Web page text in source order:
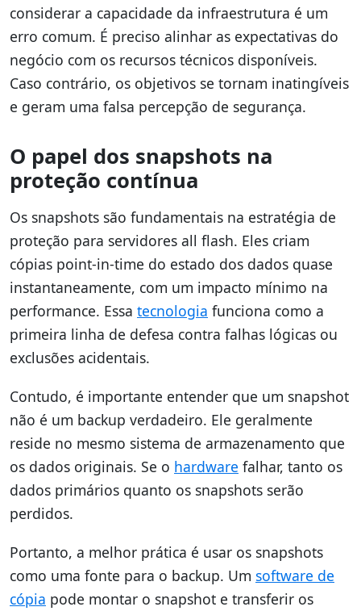
considerar a capacidade da infraestrutura é um
erro comum. É preciso alinhar as expectativas do
negócio com os recursos técnicos disponíveis.
Caso contrário, os objetivos se tornam inatingíveis
e geram uma falsa percepção de segurança.
O papel dos snapshots na
proteção contínua
Os snapshots são fundamentais na estratégia de
proteção para servidores all flash. Eles criam
cópias point-in-time do estado dos dados quase
instantaneamente, com um impacto mínimo na
performance. Essa tecnologia funciona como a
primeira linha de defesa contra falhas lógicas ou
exclusões acidentais.
Contudo, é importante entender que um snapshot
não é um backup verdadeiro. Ele geralmente
reside no mesmo sistema de armazenamento que
os dados originais. Se o hardware falhar, tanto os
dados primários quanto os snapshots serão
perdidos.
Portanto, a melhor prática é usar os snapshots
como uma fonte para o backup. Um software de
cópia pode montar o snapshot e transferir os